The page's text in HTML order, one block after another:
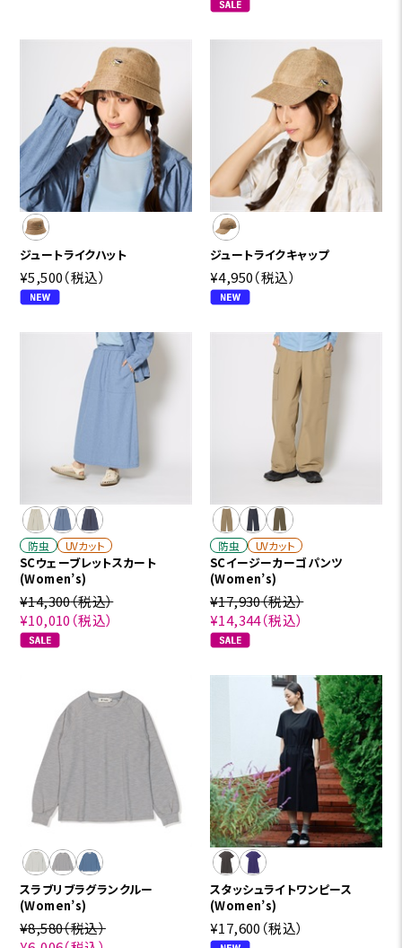
ジュートライクハット
¥5,500（税込）
ジュートライクキャップ
¥4,950（税込）
防虫 UVカット
SCウェーブレットスカート
(Women’s)
¥14,300（税込）
¥10,010 （税込）
防虫 UVカット
SCイージーカーゴパンツ
(Women’s)
¥17,930（税込）
¥14,344（税込）
スラブリブラグランクルー
(Women’s)
¥8,580（税込）
スタッシュライトワンピース
(Women’s)
¥17,600 （税込）